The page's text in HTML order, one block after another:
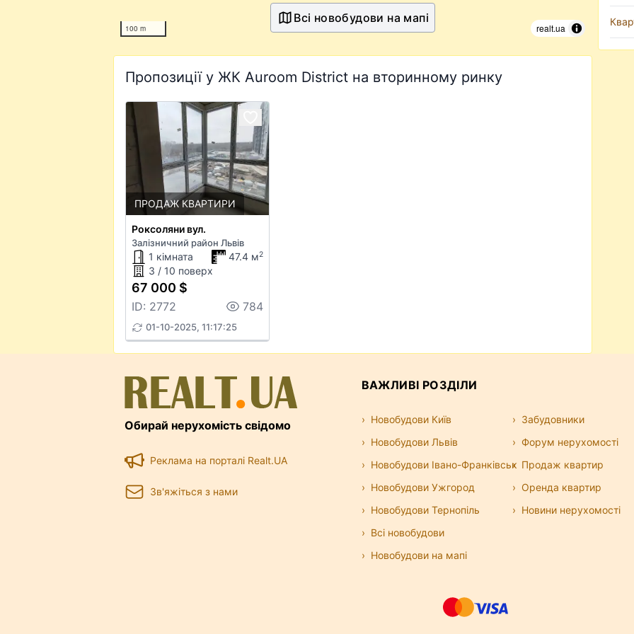
100 m realt.ua
Всі новобудови на мапі
Пропозиції у ЖК Auroom District на вторинному ринку
ПРОДАЖ КВАРТИРИ
Роксоляни вул.
Залізничний район Львів
1 кімната 47.4 м2
3 / 10 поверх
67 000 $
ID: 2772 784
01-10-2025, 11:17:25
Обирай нерухомість свідомо
Реклама на порталі Realt.UA
Зв'яжіться з нами
ВАЖЛИВІ РОЗДІЛИ
Новобудови Київ
Новобудови Львів
Новобудови Івано-Франківськ
Новобудови Ужгород
Новобудови Тернопіль
Всі новобудови
Новобудови на мапі
Забудовники
Форум нерухомості
Продаж квартир
Оренда квартир
Новини нерухомості